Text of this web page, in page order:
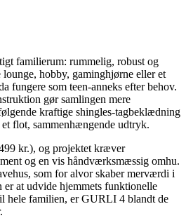
familierum: rummelig, robust og
hobby, gaminghjørne eller et
fungere som teen-anneks efter behov.
gør samlingen mere
kraftige shingles-tagbeklædning
flot, sammenhængende udtryk.
kr.), og projektet kræver
og en vis håndværksmæssig omhu.
som for alvor skaber merværdi i
at udvide hjemmets funktionelle
hele familien, er GURLI 4 blandt de